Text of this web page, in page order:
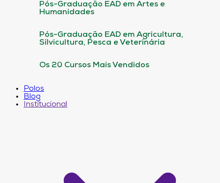
Pós-Graduação EAD em Artes e
Humanidades
Pós-Graduação EAD em Agricultura,
Silvicultura, Pesca e Veterinária
Os 20 Cursos Mais Vendidos
Polos
Blog
Institucional